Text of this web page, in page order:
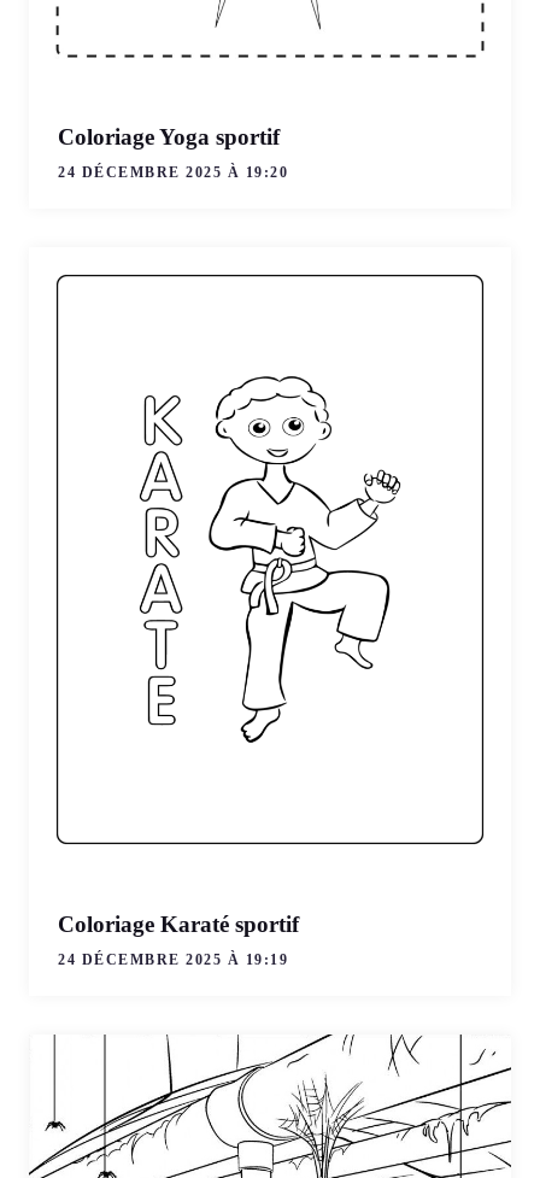
Coloriage Yoga sportif
24 DÉCEMBRE 2025 À 19:20
Coloriage Karaté sportif
24 DÉCEMBRE 2025 À 19:19